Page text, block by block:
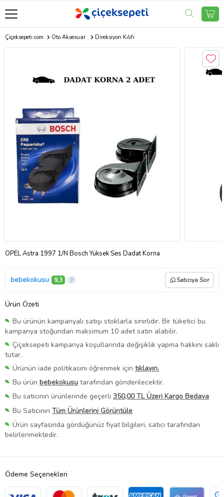
Çiçeksepeti.com Oto Aksesuar Direksiyon Kılıfı
OPEL Astra 1997 1/N Bosch Yüksek Ses Dadat Korna
bebekokusu 9,3 Satıcıya Sor
Ürün Özeti
Bu ürünün kampanyalı satışı stoklarla sınırlıdır. Bir tüketici bu
kampanya stoğundan maksimum 10 adet satın alabilir.
Çiçeksepeti kampanya koşullarında değişiklik yapma hakkını saklı
tutar.
Ürünün iade politikasını öğrenmek için tıklayın.
Bu ürün bebekokusu tarafından gönderilecektir.
Bu satıcının ürünlerinde geçerli 350,00 TL Üzeri Kargo Bedava
Bu Satıcının Tüm Ürünlerini Görüntüle
Ürün sayfasında gördüğünüz fiyat bilgileri, satıcı tarafından
belirlenmektedir.
Ödeme Seçenekleri